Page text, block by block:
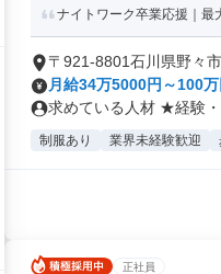
ナイトワーク卒業応援｜
〒921-8801石川県野々
月給34万5000円～100万
求めている人材 ★経験
制服あり 業界未経験歓迎
正社員